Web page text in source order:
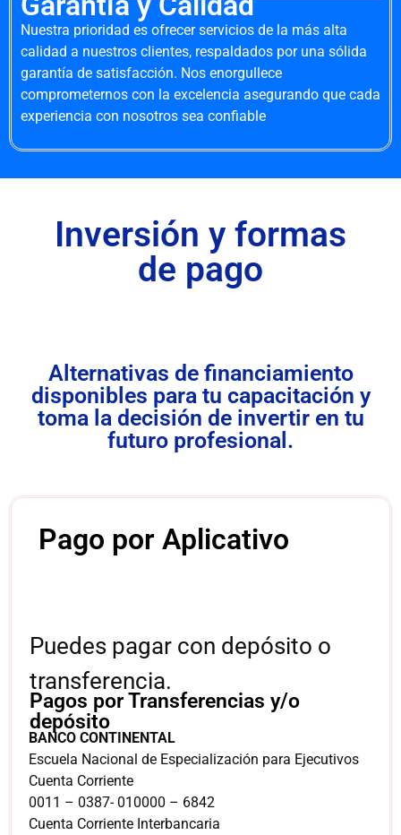
Nuestra prioridad es ofrecer servicios de la más alta
calidad a nuestros clientes, respaldados por una sólida
garantía de satisfacción. Nos enorgullece
comprometernos con la excelencia asegurando que cada
experiencia con nosotros sea confiable
Inversión y formas
de pago
Alternativas de financiamiento
disponibles para tu capacitación y
toma la decisión de invertir en tu
futuro profesional.
Pago por Aplicativo
Puedes pagar con depósito o
transferencia.
BANCO CONTINENTAL
Escuela Nacional de Especialización para Ejecutivos
Cuenta Corriente
0011 – 0387- 010000 – 6842
Cuenta Corriente Interbancaria
Pagos por Transferencias y/o
depósito